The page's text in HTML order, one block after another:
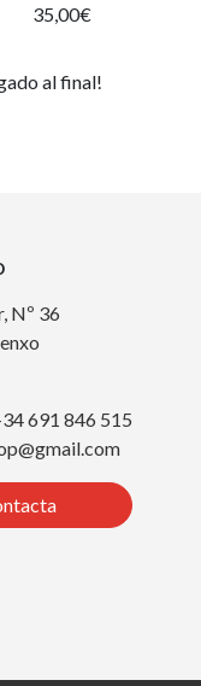
35,00€
al final!
Nº 36
691 846 515